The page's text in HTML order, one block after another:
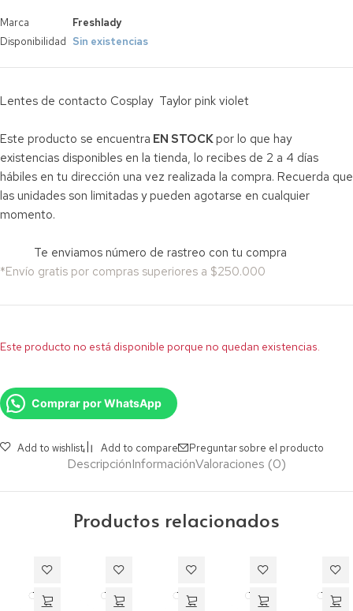
Marca
Freshlady
Disponibilidad Sin existencias
Lentes de contacto Cosplay Taylor pink violet
Este producto se encuentra EN STOCKpor lo que hay
existencias disponibles en la tienda, lo recibes de 2 a 4 días
hábiles en tu dirección una vez realizada la compra. Recuerda que
las unidades son limitadas y pueden agotarse en cualquier
momento.
Te enviamos número de rastreo con tu compra
*Envío gratis por compras superiores a $250.000
Este producto no está disponible porque no quedan existencias.
Comprar por WhatsApp
Add to wishlist Add to compare Preguntar sobre el producto
DescripciónInformaciónValoraciones (0)
Productos relacionados